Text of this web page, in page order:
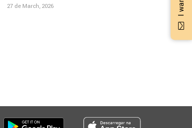
27 de March, 2026